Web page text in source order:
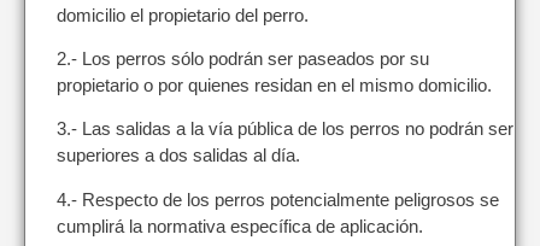
domicilio el propietario del perro.
2.- Los perros sólo podrán ser paseados por su
propietario o por quienes residan en el mismo domicilio.
3.- Las salidas a la vía pública de los perros no podrán ser
superiores a dos salidas al día.
4.- Respecto de los perros potencialmente peligrosos se
cumplirá la normativa específica de aplicación.